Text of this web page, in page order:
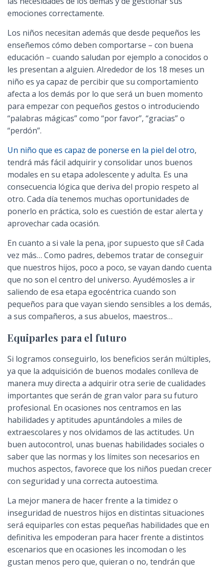
emociones correctamente.
Los niños necesitan además que desde pequeños les
enseñemos cómo deben comportarse – con buena
educación – cuando saludan por ejemplo a conocidos o
les presentan a alguien. Alrededor de los 18 meses un
niño es ya capaz de percibir que su comportamiento
afecta a los demás por lo que será un buen momento
para empezar con pequeños gestos o introduciendo
“palabras mágicas” como “por favor”, “gracias” o
“perdón”.
Un niño que es capaz de ponerse en la piel del otro,
tendrá más fácil adquirir y consolidar unos buenos
modales en su etapa adolescente y adulta. Es una
consecuencia lógica que deriva del propio respeto al
otro. Cada día tenemos muchas oportunidades de
ponerlo en práctica, solo es cuestión de estar alerta y
aprovechar cada ocasión.
En cuanto a si vale la pena, ¡por supuesto que sí! Cada
vez más… Como padres, debemos tratar de conseguir
que nuestros hijos, poco a poco, se vayan dando cuenta
que no son el centro del universo. Ayudémosles a ir
saliendo de esa etapa egocéntrica cuando son
pequeños para que vayan siendo sensibles a los demás,
a sus compañeros, a sus abuelos, maestros…
Equiparles para el futuro
Si logramos conseguirlo, los beneficios serán múltiples,
ya que la adquisición de buenos modales conlleva de
manera muy directa a adquirir otra serie de cualidades
importantes que serán de gran valor para su futuro
profesional. En ocasiones nos centramos en las
habilidades y aptitudes apuntándoles a miles de
extraescolares y nos olvidamos de las actitudes. Un
buen autocontrol, unas buenas habilidades sociales o
saber que las normas y los límites son necesarios en
muchos aspectos, favorece que los niños puedan crecer
con seguridad y una correcta autoestima.
La mejor manera de hacer frente a la timidez o
inseguridad de nuestros hijos en distintas situaciones
será equiparles con estas pequeñas habilidades que en
definitiva les empoderan para hacer frente a distintos
escenarios que en ocasiones les incomodan o les
gustan menos pero que, quieran o no, tendrán que